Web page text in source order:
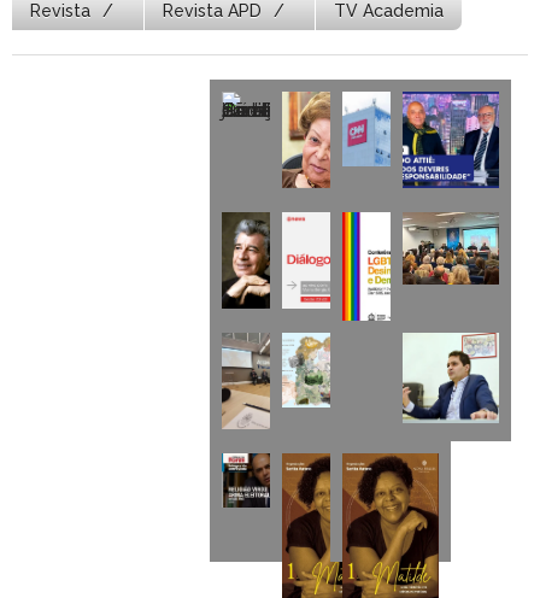
Revista Revista APD TV Academia